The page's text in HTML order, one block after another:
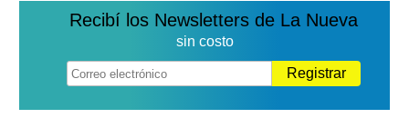
Recibí los Newsletters de La Nueva
sin costo
Registrar